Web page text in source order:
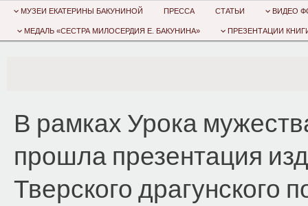
МУЗЕИ ЕКАТЕРИНЫ БАКУНИНОЙ ПРЕССА СТАТЬИ ВИДЕО
МЕДАЛЬ «СЕСТРА МИЛОСЕРДИЯ Е. БАКУНИНА» ПРЕЗЕНТАЦИИ
В рамках Урока
прошла презентация
Тверского драгунского